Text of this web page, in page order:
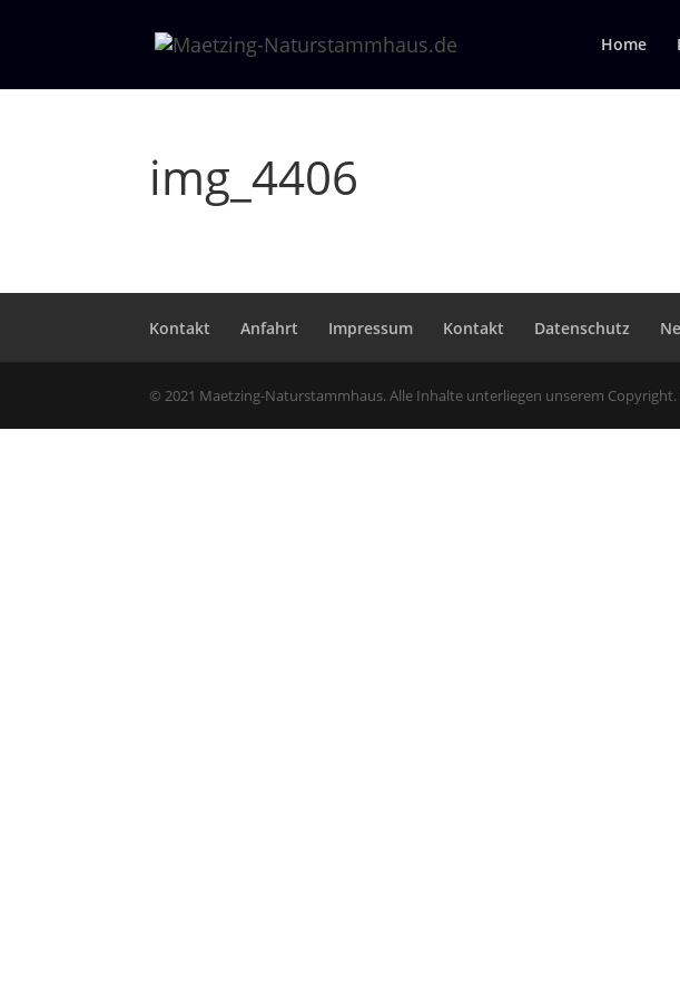
Home
img_4406
Kontakt Anfahrt Impressum Kontakt Datenschutz
© 2021 Maetzing-Naturstammhaus. Alle Inhalte unterliegen unserem